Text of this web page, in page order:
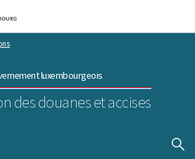
menu principal
au contenu
luxembourgeois
des douanes et accises